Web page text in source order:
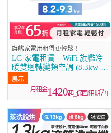
旗艦家電用租得更輕鬆！
LG 家電租賃－WiFi 旗艦冷
暖雙迴轉變頻空調 (8.3kw-
9.3kw)
1420起_保固/租期7年